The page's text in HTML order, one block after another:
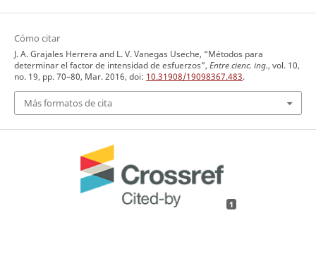
Cómo citar
J. A. Grajales Herrera and L. V. Vanegas Useche, “Métodos para
determinar el factor de intensidad de esfuerzos”, Entre cienc. ing., vol. 10,
no. 19, pp. 70–80, Mar. 2016, doi: 10.31908/19098367.483.
Más formatos de cita
1